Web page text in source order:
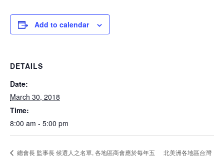
Add to calendar
DETAILS
Date:
March 30, 2018
Time:
8:00 am - 5:00 pm
總會長 監事長 候選人之名單, 各地區商會應於每年五
北美洲各地區台灣